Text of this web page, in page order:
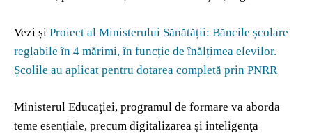
Vezi și Proiect al Ministerului Sănătății: Băncile școlare
reglabile în 4 mărimi, în funcție de înălțimea elevilor.
Școlile au aplicat pentru dotarea completă prin PNRR
Ministerul Educaţiei, programul de formare va aborda
teme esenţiale, precum digitalizarea şi inteligenţa